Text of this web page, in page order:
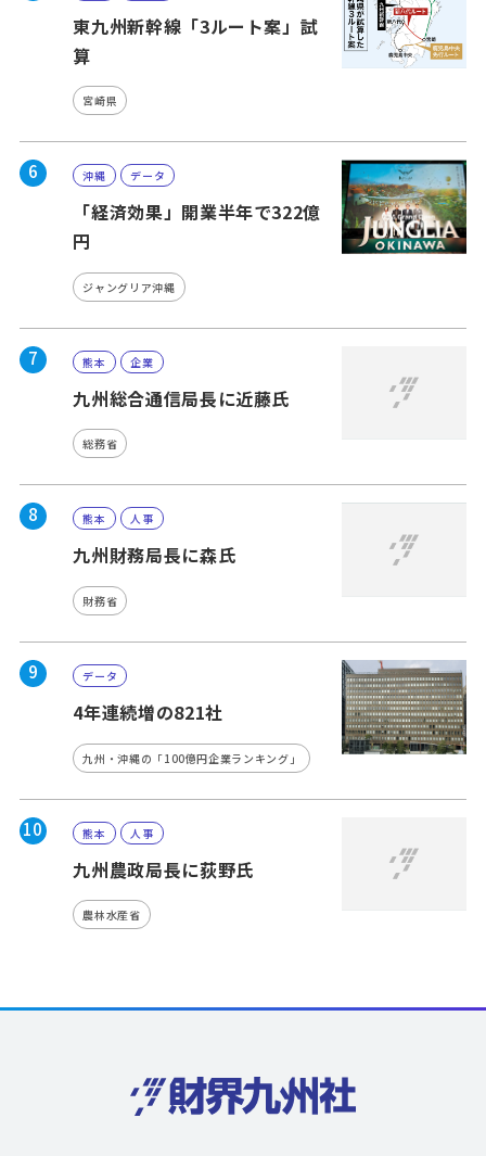
東九州新幹線「3ルート案」試
算
宮崎県
6 沖縄 データ
「経済効果」開業半年で322億
円
ジャングリア沖縄
7 熊本 企業
九州総合通信局長に近藤氏
総務省
8 熊本 人事
九州財務局長に森氏
財務省
9 データ
4年連続増の821社
九州・沖縄の「100億円企業ランキング」
10 熊本 人事
九州農政局長に荻野氏
農林水産省